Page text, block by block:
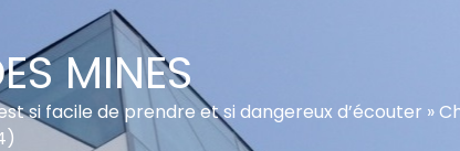
MINES
si facile de prendre et si dangereux d’écouter »